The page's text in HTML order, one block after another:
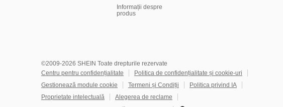
​Informații despre
produs
©2009-2026 SHEIN Toate drepturile rezervate
Centru pentru confidențialitate
Politica de confidențialitate și cookie-uri
Gestionează module cookie
Termeni și Condiții
Politica privind IA
Proprietate intelectuală
Alegerea de reclame